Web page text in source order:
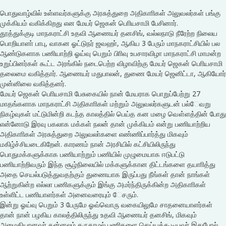
பொதுவாழ்வில் உள்ளவர்களுக்கு அரசுத்துறை அதிகாாிகள் அலுவலர்கள் பங்கு
முக்கியம் வகிக்கிறது என மேயர் ஜெகன் பொியசாமி பேசினார்.
தூத்துக்குடி மாநகராட்சி உதவி ஆணையர் தனசிங், வல்லநாடு நீரேற்ற நிலைய
பொறியாளா் பாபு, வாகன ஓட்டுநர் ஜவஹா், ஆகிய 3 பேரும் மாநகராட்சியில் பல
ஆண்டுகளாக பணியாற்றி ஓய்வு பெறும் பிாிவு உபசாரவிழா மாநகராட்சி மாமன்ற
உறுப்பினர்கள் கூட்ட அரங்கில் நடைபெற்ற விழாவிற்கு மேயர் ஜெகன் பொியசாமி
தலைமை வகித்தார். ஆணையர் மதுபாலன், துணை மேயர் ஜெனிட்டா, ஆகியோர்
முன்னிலை வகித்தனர்.
மேயர் ஜெகன் பொியசாமி பேசுகையில் நான் மேயராக பொறுப்பேற்று 27
மாதங்களாக மாநகராட்சி அதிகாாிகள் மற்றும் அலுவலர்களுடன் பல்ேவறு
நிகழ்வுகள் மட்டுமின்றி கடந்த காலத்தில் பெய்த கன மழை வௌ்ளத்தின் போது
என்னோடு இரவு பகலாக மக்கள் நலன் தான் முக்கியம் என்று பணியாற்றிய
அதிகாாிகள் அரசுத்துறை அலுவலா்களை எண்ணிப்பார்த்து மிகவும்
மகிழ்ச்சியடைகிறேன். காரணம் நான் அரசியில் கட்சியிலிருந்து
பொதுமக்களுக்காக பணியாற்றும் பணியில் முழுமையாக ஈடுபட்டு
பணியாற்றிவரும் இந்த சூழ்நிலையில் மக்களுக்கான திட்டங்களை தயாாித்து
அதை செயல்படுத்துவதற்கும் துணையாக இருப்பது நீங்கள் தான் நாங்கள்
ஆற்றுகின்ற எல்லா பணிகளுக்கும் இங்கு அமர்ந்திருக்கின்ற அதிகாாிகள்
உள்ளிட்ட பணியாளர்கள் அனைவரையும் ேசரும்.
இன்று ஓய்வு பெறும் 3 பேருமே ஓவ்வொரு வகையிலுமே சாதனையாளர்கள்
தான் நான் பழகிய காலத்திலிருந்து உதவி ஆணையர் தனசிங், மிகவும்